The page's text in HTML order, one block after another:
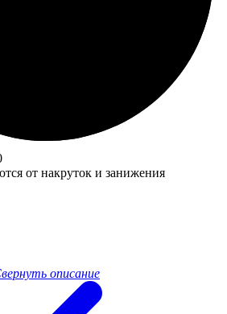
от накруток и занижения
описание